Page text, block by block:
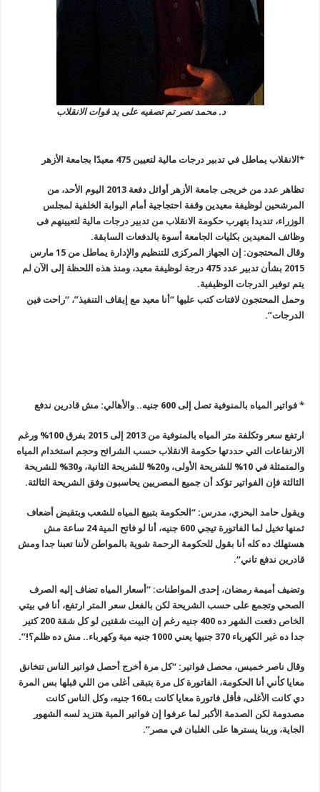
د. محمد نصر تم تصفيه على يد قوات الانقلاب
*الانقلاب يماطل في تدبير درجات مالية لتعيين 475 معيدًا بجامعة الأزهر
تظاهر عدد من خريجى جامعة الأزهر أوائل دفعة 2013 اليوم الأحد، من
المرشحين لوظيفة معيدين وقفة احتجاجية أمام البوابة الخلفية لمجلس
الوزراء، تنديدا بتهرب حكومة الانقلاب من تدبير درجات مالية لتعيينهم فى
وظائف المعيدين بكليات الجامعة أسوة بالدفعات السابقة.
وقال المحتجون: إن الجهاز المركزى للتنظيم والإدارة يماطل من 15 مارس
2015 بشأن تدبير عدد 475 درجة لوظيفة معيد، ومنذ هذه اللحظة إلى الآن لم
يتم توفير الدرجات الوظيفية.
وحمل المحتجون لافتات كتب عليها “أنا معيد مع إيقاف التنفيذ”، “راحت فين
الدرجات”.
* فواتير المياه بالمنوفية تصل إلى 600 جنيه.. والأهالي: مش قادرين ندفع
ارتفع سعر وتكلفة متر المياه بالمنوفية من 2013 إلى 2015 بفرق 100%
ورغم
الارتفاعات التي حددتها حكومة الانقلاب حسب الشرائح وحجم استخدام المياه
والمتمثلة في 10% للشريحة الأولى، و20% للشريحة الثانية، و30
%للشريحة
الثالثة فإن الفواتير تؤكد أن جميع المصريين يحاسبون وفق الشريحة الثالثة.
ويقول حامد البحري، مدرس: “الحكومة بتبيع المياه للشعب وبتقبض أضعاف
ثمنها تخيل لما الفاتورة تيجي 600 جنيه، أنا لو فاتح المية 24 ساعة مش
هستهلك ده كله أنا بقول للحكومة الرحمة شوية بالمواطن لأننا تعبنا جدا ومش
قادرين ندفع تاني“.
وتضيف أميمة رمضان، إحدى المواطنات: “أسعار المياه تضاف إليه الصرف
الصحي وتجمع على حسب الشريحة لكن بالفعل سعر المتر ارتفع، أنا في بيتي
الخاص دفعت الشهر ده 400 جنيه رغم إن البيت شقتين لو كل شقة 200 كتير
جدا ده غير الكهرباء 370 جنيها يعني 1000 جنيه مية وكهرباء.. مش ده ظلم؟
!”.
وقال ناصر خميس، محصل فواتير: “كل مرة أخرج أحصل فواتير الناس تتخانق
معايا كأني أنا الحكومة، الفاتورة كل مرة بتبقى أغلى من اللي قبلها بس المرة
دي كانت الأغلى، فأقل فاتورة معايا كانت بـ160 جنيه، وكل الناس كانت
مصدومة لكن الصدمة الأكبر لما عرفوا إن فواتير المية هتزيد لسه الشهور
الجاية، وربنا يسترها على الغلبان في مصر”.